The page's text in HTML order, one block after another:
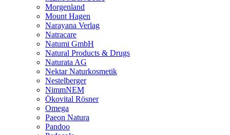
Morgenland
Mount Hagen
Narayana Verlag
Natracare
Natumi GmbH
Natural Products & Drugs
Naturata AG
Nektar Naturkosmetik
Nestelberger
NimmNEM
Ökovital Rösner
Omega
Paeon Natura
Pandoo